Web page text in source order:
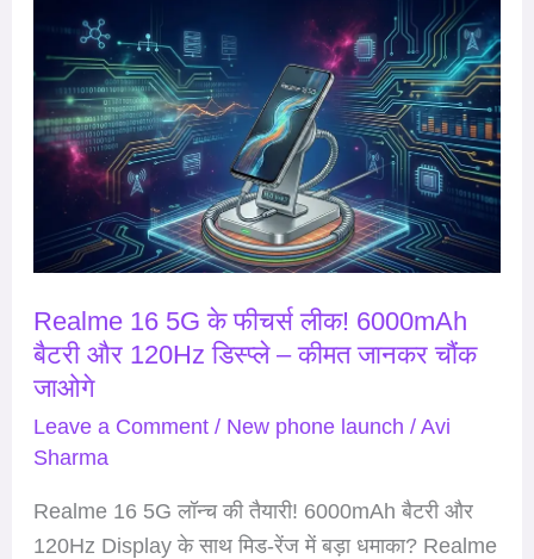
Realme 16 5G के फीचर्स लीक! 6000mAh
बैटरी और 120Hz डिस्प्ले – कीमत जानकर चौंक
जाओगे
Leave a Comment / New phone launch / Avi
Sharma
Realme 16 5G लॉन्च की तैयारी! 6000mAh बैटरी और
120Hz Display के साथ मिड-रेंज में बड़ा धमाका? Realme
5G
के
फीचर्स
लीक!
6000mAh
बैटरी
120Hz
डिस्प्ले
–
कीमत
जानकर